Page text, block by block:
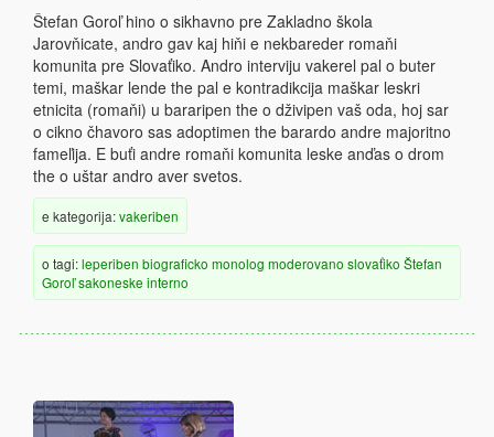
Štefan Goroľ hino o sikhavno pre Zakladno škola
Jarovňicate, andro gav kaj hiňi e nekbareder romaňi
komunita pre Slovaťiko. Andro interviju vakerel pal o buter
temi, maškar lende the pal e kontradikcija maškar leskri
etnicita (romaňi) u bararipen the o dživipen vaš oda, hoj sar
o cikno čhavoro sas adoptimen the barardo andre majoritno
fameľija. E buťi andre romaňi komunita leske anďas o drom
the o uštar andro aver svetos.
e kategorija:vakeriben
o tagi:leperiben biograficko monolog moderovano slovaťiko Štefan
Goroľsakoneske interno